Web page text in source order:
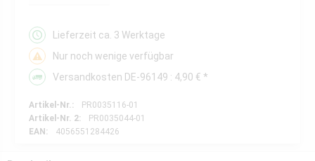
Lieferzeit ca. 3 Werktage
Nur noch wenige verfügbar
Versandkosten DE-96149 : 4,90 € *
Artikel-Nr.:
PR0035116-01
Artikel-Nr. 2:
PR0035044-01
EAN:
4056551284426